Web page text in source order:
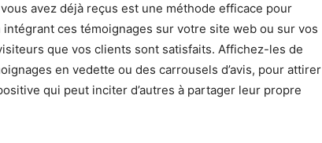
avez déjà reçus est une méthode efficace pour
ces témoignages sur votre site web ou sur vos
que vos clients sont satisfaits. Affichez-les de
en vedette ou des carrousels d’avis, pour attirer
qui peut inciter d’autres à partager leur propre